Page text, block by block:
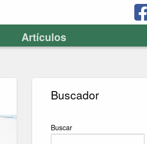
Artículos
Buscador
Buscar